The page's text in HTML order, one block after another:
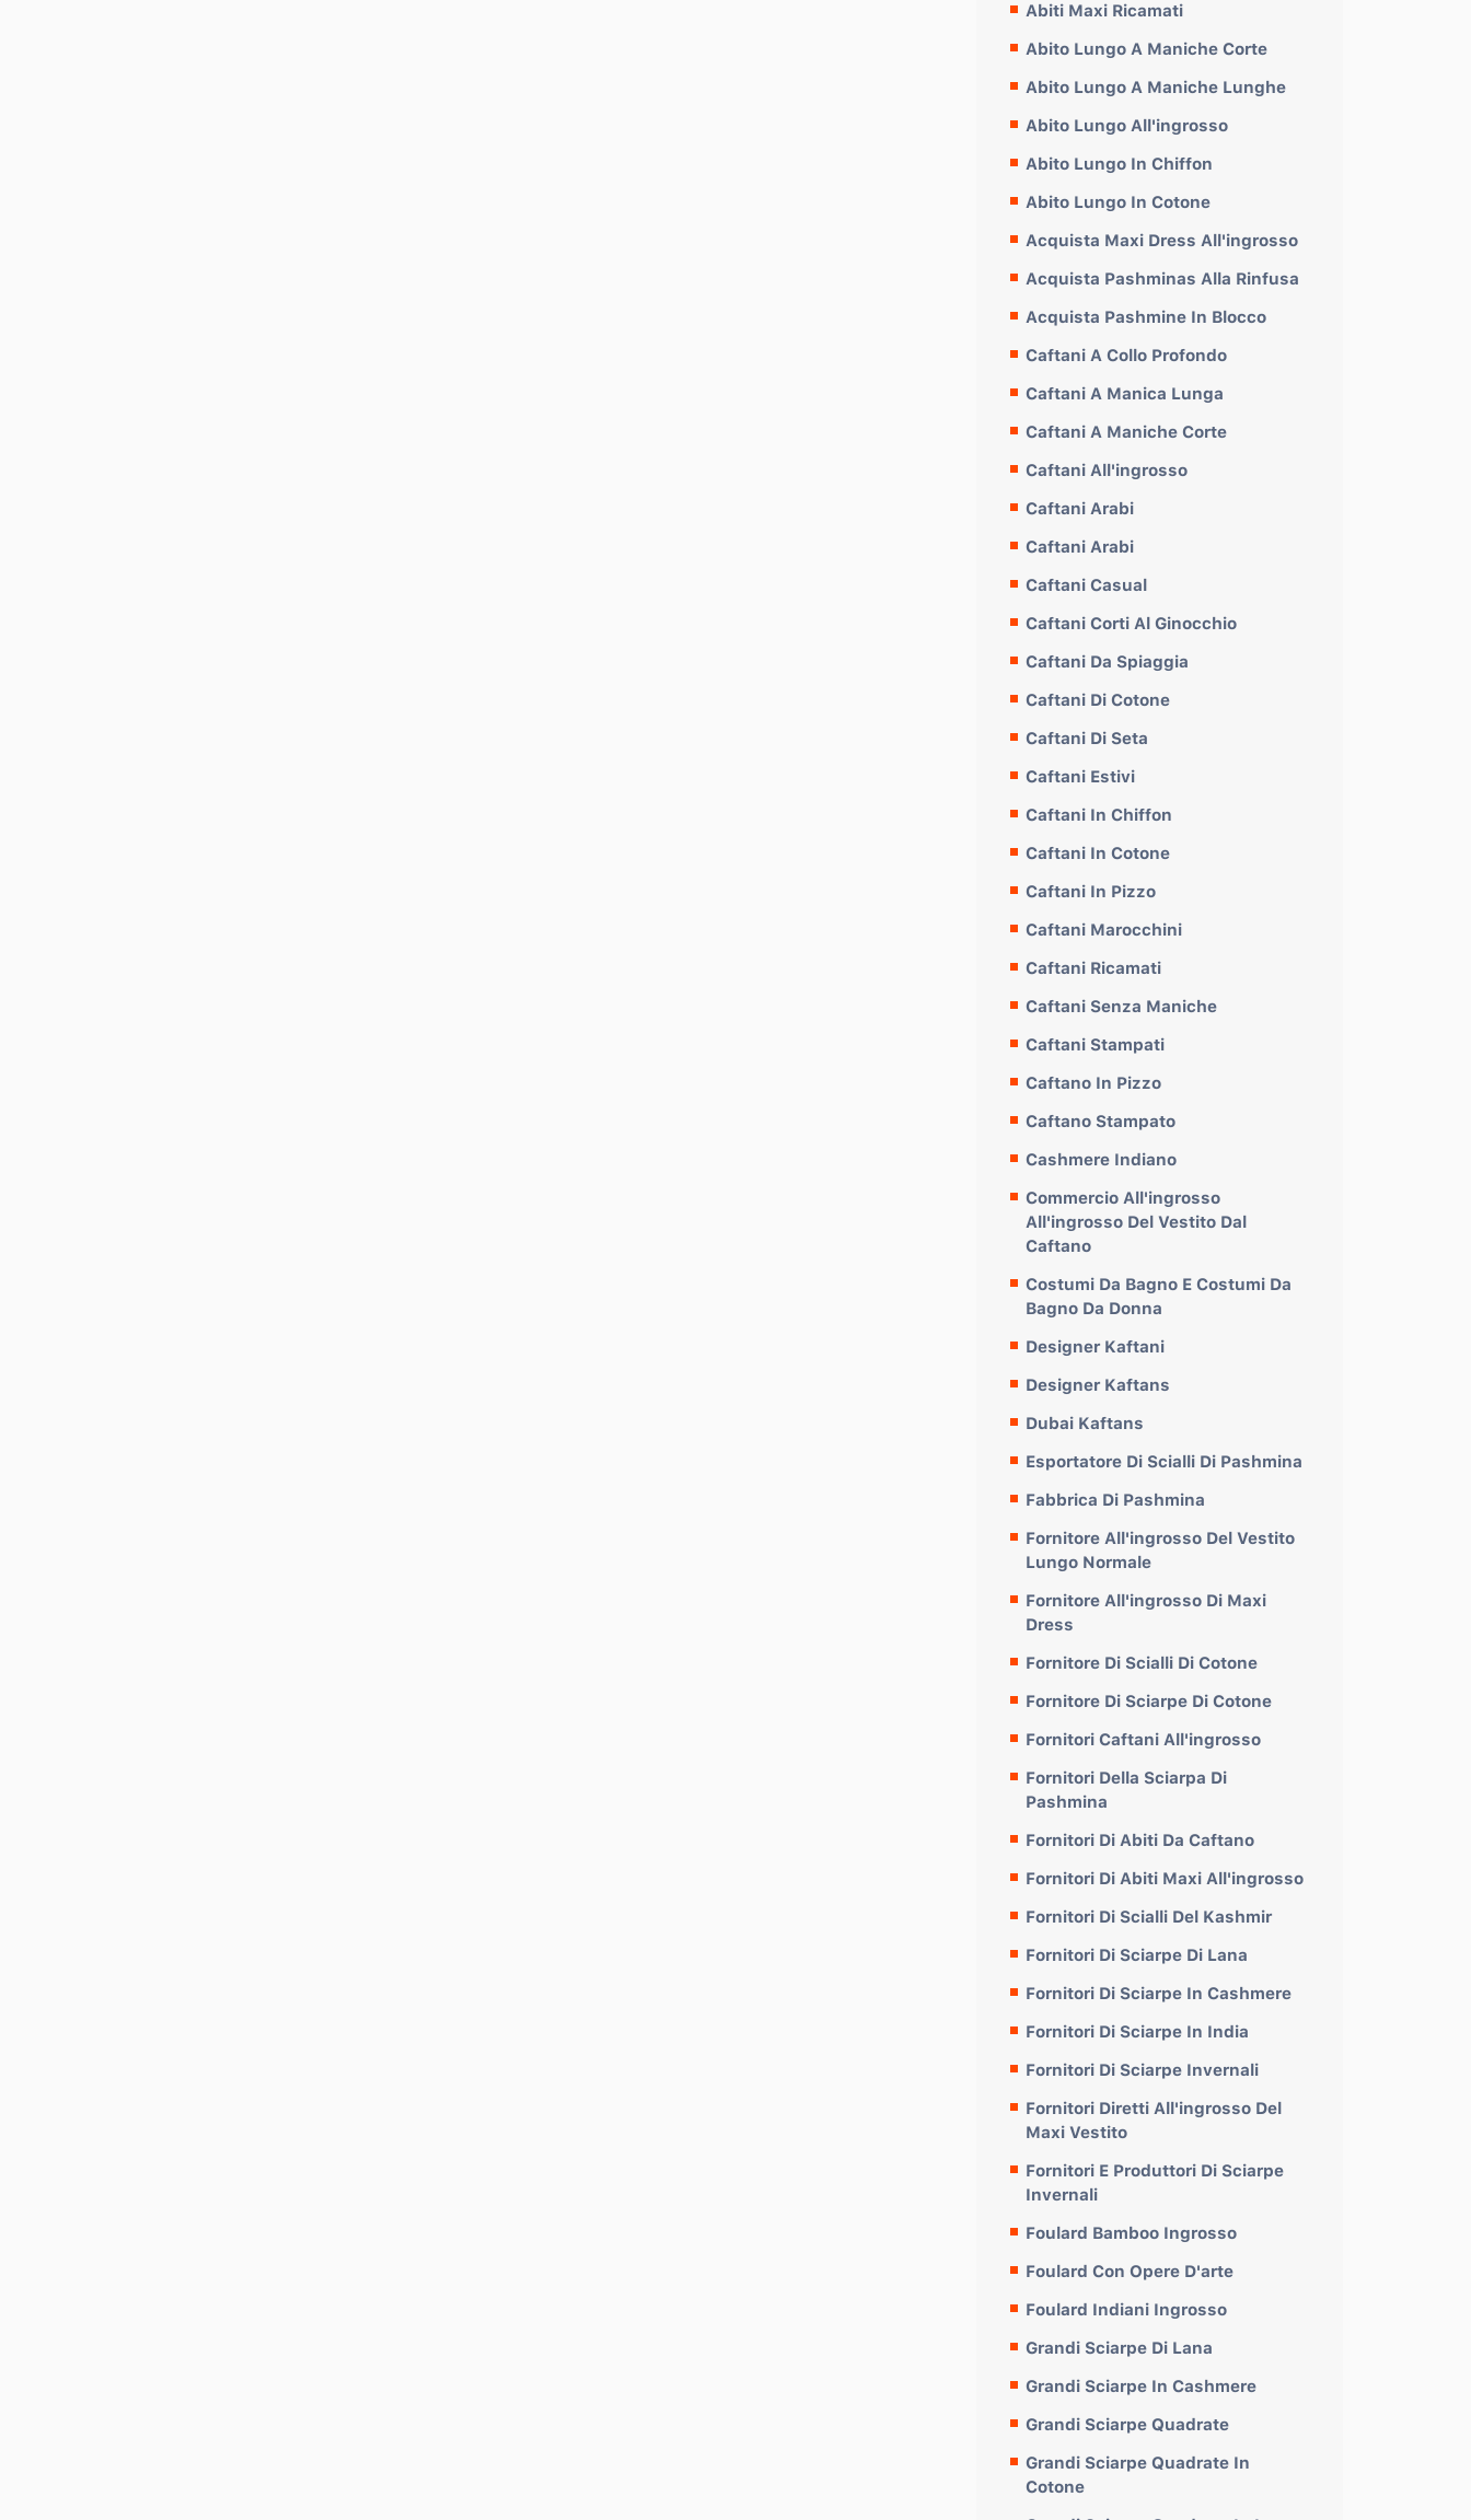
Abiti Maxi Ricamati
Abito Lungo A Maniche Corte
Abito Lungo A Maniche Lunghe
Abito Lungo All'ingrosso
Abito Lungo In Chiffon
Abito Lungo In Cotone
Acquista Maxi Dress All'ingrosso
Acquista Pashminas Alla Rinfusa
Acquista Pashmine In Blocco
Caftani A Collo Profondo
Caftani A Manica Lunga
Caftani A Maniche Corte
Caftani All'ingrosso
Caftani Arabi
Caftani Arabi
Caftani Casual
Caftani Corti Al Ginocchio
Caftani Da Spiaggia
Caftani Di Cotone
Caftani Di Seta
Caftani Estivi
Caftani In Chiffon
Caftani In Cotone
Caftani In Pizzo
Caftani Marocchini
Caftani Ricamati
Caftani Senza Maniche
Caftani Stampati
Caftano In Pizzo
Caftano Stampato
Cashmere Indiano
Commercio All'ingrosso
All'ingrosso Del Vestito Dal
Caftano
Costumi Da Bagno E Costumi Da
Bagno Da Donna
Designer Kaftani
Designer Kaftans
Dubai Kaftans
Esportatore Di Scialli Di Pashmina
Fabbrica Di Pashmina
Fornitore All'ingrosso Del Vestito
Lungo Normale
Fornitore All'ingrosso Di Maxi
Dress
Fornitore Di Scialli Di Cotone
Fornitore Di Sciarpe Di Cotone
Fornitori Caftani All'ingrosso
Fornitori Della Sciarpa Di
Pashmina
Fornitori Di Abiti Da Caftano
Fornitori Di Abiti Maxi All'ingrosso
Fornitori Di Scialli Del Kashmir
Fornitori Di Sciarpe Di Lana
Fornitori Di Sciarpe In Cashmere
Fornitori Di Sciarpe In India
Fornitori Di Sciarpe Invernali
Fornitori Diretti All'ingrosso Del
Maxi Vestito
Fornitori E Produttori Di Sciarpe
Invernali
Foulard Bamboo Ingrosso
Foulard Con Opere D'arte
Foulard Indiani Ingrosso
Grandi Sciarpe Di Lana
Grandi Sciarpe In Cashmere
Grandi Sciarpe Quadrate
Grandi Sciarpe Quadrate In
Cotone